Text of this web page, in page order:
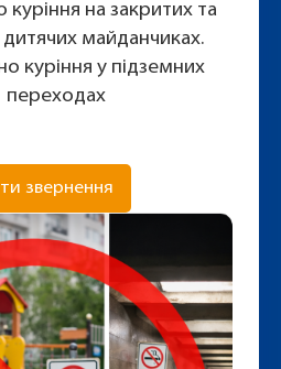
на закритих та
дитячих майданчиках.
куріння у підземних
переходах
звернення